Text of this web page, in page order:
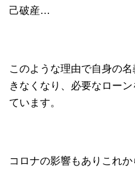
己破産…
このような理由で自身の
きなくなり、必要なロー
ています。
コロナの影響もありこれ